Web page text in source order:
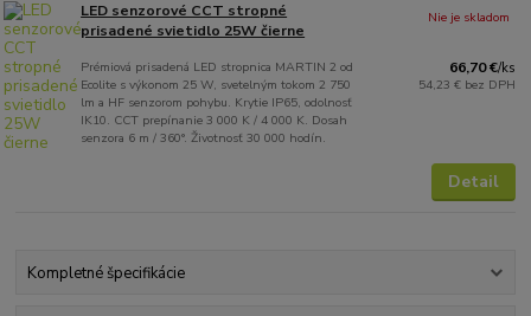
LED senzorové CCT stropné
prisadené svietidlo 25W čierne
Prémiová prisadená LED stropnica MARTIN 2 od
Ecolite s výkonom 25 W, svetelným tokom 2 750
lm a HF senzorom pohybu. Krytie IP65, odolnosť
IK10. CCT prepínanie 3 000 K / 4 000 K. Dosah
senzora 6 m / 360°. Životnosť 30 000 hodín.
66,70 €/ks
54,23 € bez DPH
Nie je skladom
Detail
Kompletné špecifikácie